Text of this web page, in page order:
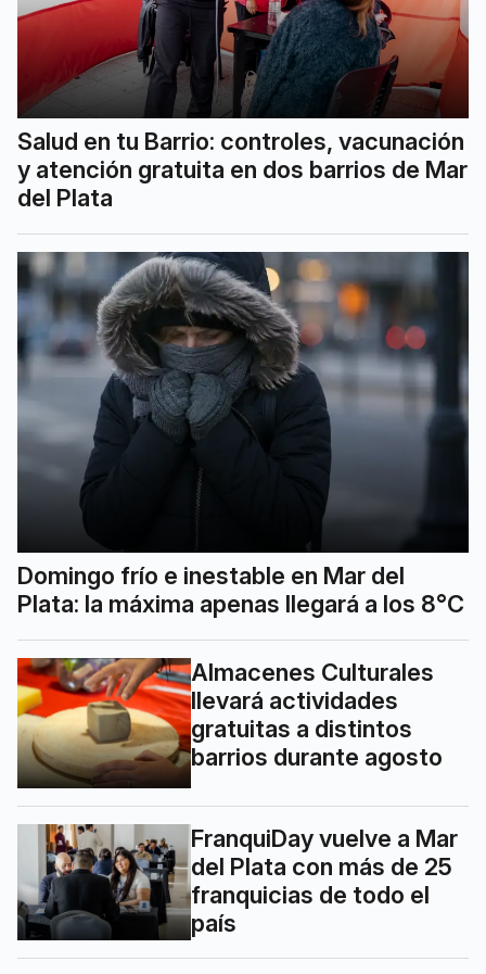
Salud en tu Barrio: controles, vacunación
y atención gratuita en dos barrios de Mar
del Plata
Domingo frío e inestable en Mar del
Plata: la máxima apenas llegará a los 8°C
Almacenes Culturales
llevará actividades
gratuitas a distintos
barrios durante agosto
FranquiDay vuelve a Mar
del Plata con más de 25
franquicias de todo el
país